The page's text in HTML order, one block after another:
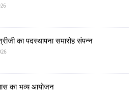
का पदस्थापना समारोह संपन्न
का भव्य आयोजन